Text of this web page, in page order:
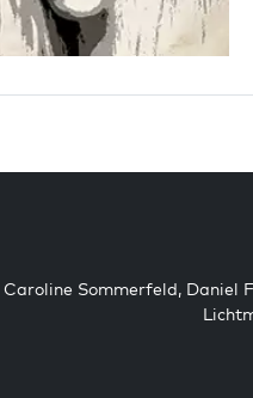
Caroline Sommerfeld, Daniel